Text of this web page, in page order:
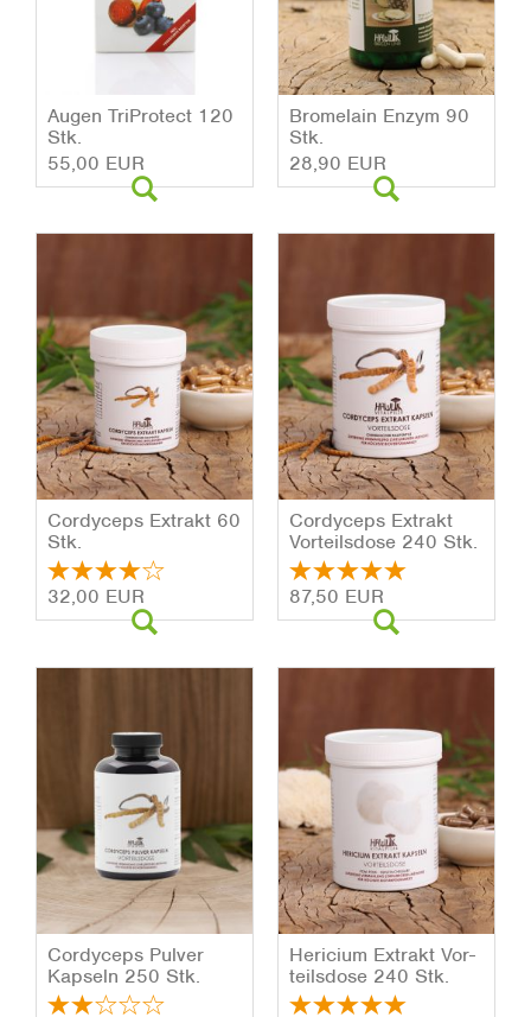
Cor­dy­ceps Ex­trakt 60
Stk.
32,00 EUR
Bro­me­lain Enzym 90
Stk.
28,90 EUR
Augen Tri­Pro­tect 120
Stk.
55,00 EUR
He­ri­ci­um Ex­trakt Vor­
teils­do­se 240 Stk.
Cor­dy­ceps Pul­ver
Kap­seln 250 Stk.
Cor­dy­ceps Ex­trakt
Vor­teils­do­se 240 Stk.
87,50 EUR